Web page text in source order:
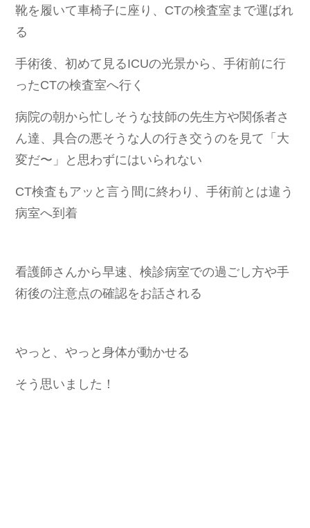
靴を履いて車椅子に座り、CTの検査室まで運ばれ
る
手術後、初めて見るICUの光景から、手術前に行
ったCTの検査室へ行く
病院の朝から忙しそうな技師の先生方や関係者さ
ん達、具合の悪そうな人の行き交うのを見て「大
変だ〜」と思わずにはいられない
CT検査もアッと言う間に終わり、手術前とは違う
病室へ到着
看護師さんから早速、検診病室での過ごし方や手
術後の注意点の確認をお話される
やっと、やっと身体が動かせる
そう思いました！